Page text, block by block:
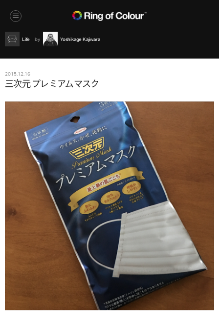
Life Yoshikage Kajiwara
2015.12.16
三次元 プレミアムマスク